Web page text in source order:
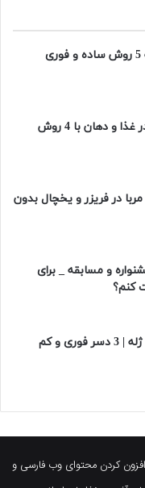
از بین بردن بوی سیر در غذا و دهان با 4 روش
در فریزر و یخچال بدون
و مسابقه _ برای
کنم؟
طرز تهیه دسر ساده با ژله | 3 دسر فوری و کم
در سال 1401 در راستای افزون کردن محتوای وب فارسی و